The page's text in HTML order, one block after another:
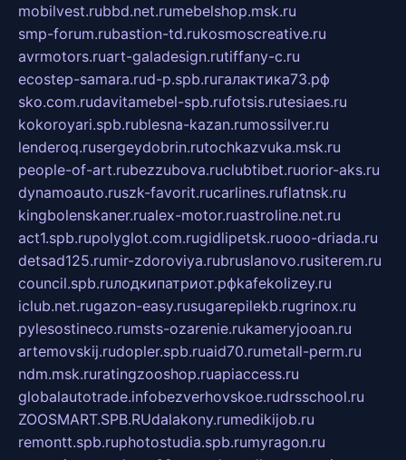
mobilvest.rubbd.net.rumebelshop.msk.ru
smp-forum.rubastion-td.rukosmoscreative.ru
avrmotors.ruart-galadesign.rutiffany-c.ru
ecostep-samara.rud-p.spb.ruгалактика73.рф
sko.com.rudavitamebel-spb.rufotsis.rutesiaes.ru
kokoroyari.spb.rublesna-kazan.rumossilver.ru
lenderoq.rusergeydobrin.rutochkazvuka.msk.ru
people-of-art.rubezzubova.ruclubtibet.ruorior-aks.ru
dynamoauto.ruszk-favorit.rucarlines.ruflatnsk.ru
kingbolenskaner.rualex-motor.ruastroline.net.ru
act1.spb.rupolyglot.com.rugidlipetsk.ruooo-driada.ru
detsad125.rumir-zdoroviya.rubruslanovo.rusiterem.ru
council.spb.ruлодкипатриот.рфkafekolizey.ru
iclub.net.rugazon-easy.rusugarepilekb.rugrinox.ru
pylesostineco.rumsts-ozarenie.rukameryjooan.ru
artemovskij.rudopler.spb.ruaid70.rumetall-perm.ru
ndm.msk.ruratingzooshop.ruapiaccess.ru
globalautotrade.infobezverhovskoe.rudrsschool.ru
ZOOSMART.SPB.RUdalakony.rumedikijob.ru
remontt.spb.ruphotostudia.spb.rumyragon.ru